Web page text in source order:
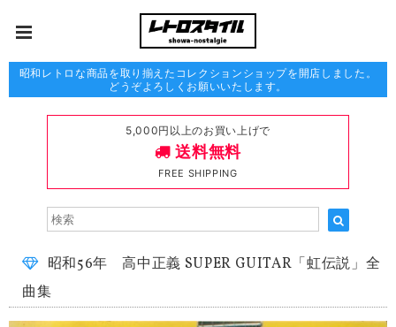
昭和レトロな商品を取り揃えたコレクションショップを開店しました。
どうぞよろしくお願いいたします。
5,000円以上のお買い上げで
送料無料
FREE SHIPPING
昭和56年 高中正義 SUPER GUITAR「虹伝説」全
曲集